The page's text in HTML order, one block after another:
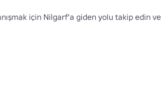
için Nilgarf'a giden yolu takip edin